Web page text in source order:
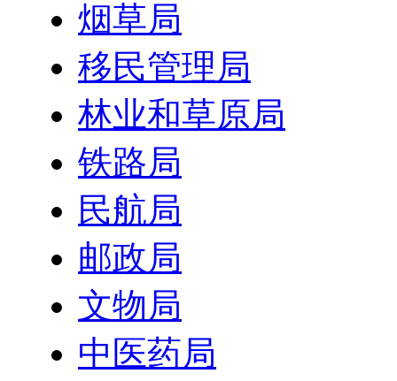
烟草局
移民管理局
林业和草原局
铁路局
民航局
邮政局
文物局
中医药局